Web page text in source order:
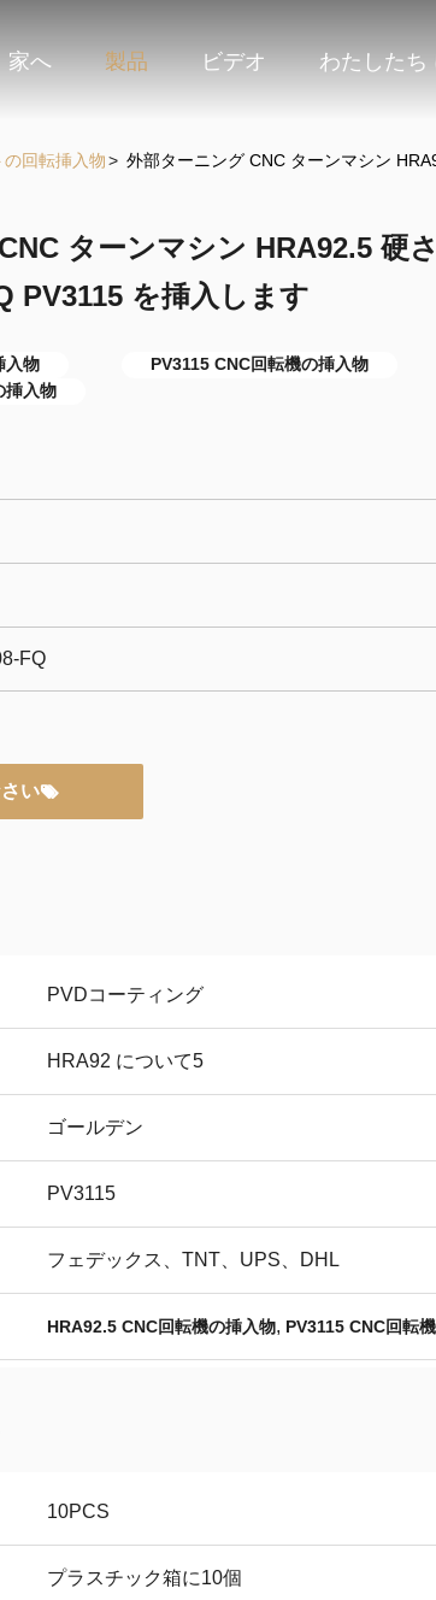
家へ 製品 ビデオ わたしたち
回転挿入物> 外部ターニング CNC ターンマシン
ターンマシン HRA92.5 硬さ
PV3115 を挿入します
入物
PV3115 CNC回転機の挿入物
挿入物
FQ
い
PVDコーティング
HRA92 について5
ゴールデン
PV3115
フェデックス、TNT、UPS、DHL
HRA92.5 CNC回転機の挿入物, PV3115 CNC回転
10PCS
プラスチック箱に10個